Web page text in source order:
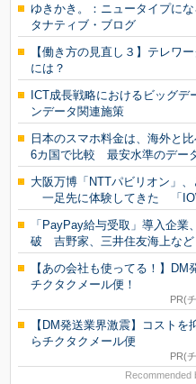
ゆきかき。：ニュータイプに
タナティブ・ブログ
【働き方の見直し３】テレワ
には？
ICT成長戦略におけるビッグデ
ンデータ関連施策
日本のスマホ料金は、海外と
6カ国で比較 最安水準のデー
大阪万博「NTTパビリオン」、
一足先に体験してきた 「
「PayPay給与受取」導入企業
破 吉野家、三井住友海上など
【あの会社も使ってる！】DM
チクタクメール便！
PR(
【DM発送業界激震】コストを
らチクタクメール便
PR(
Recommended